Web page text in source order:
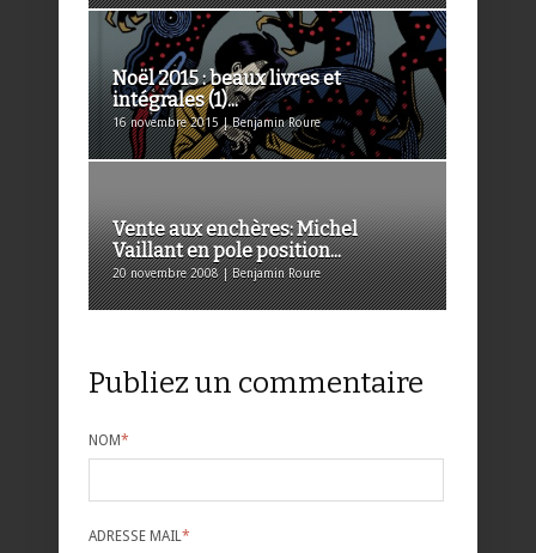
Noël 2015 : beaux livres et
intégrales (1)...
16 novembre 2015 | Benjamin Roure
Vente aux enchères: Michel
Vaillant en pole position...
20 novembre 2008 | Benjamin Roure
Publiez un commentaire
NOM*
ADRESSE MAIL*